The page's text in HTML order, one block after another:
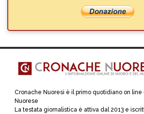
Cronache Nuoresi è il primo quotidiano on
Nuorese
La testata giornalistica è attiva dal 2013 e